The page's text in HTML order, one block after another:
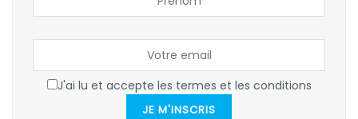
J'ai lu et accepte les termes et les conditions
JE M'INSCRIS